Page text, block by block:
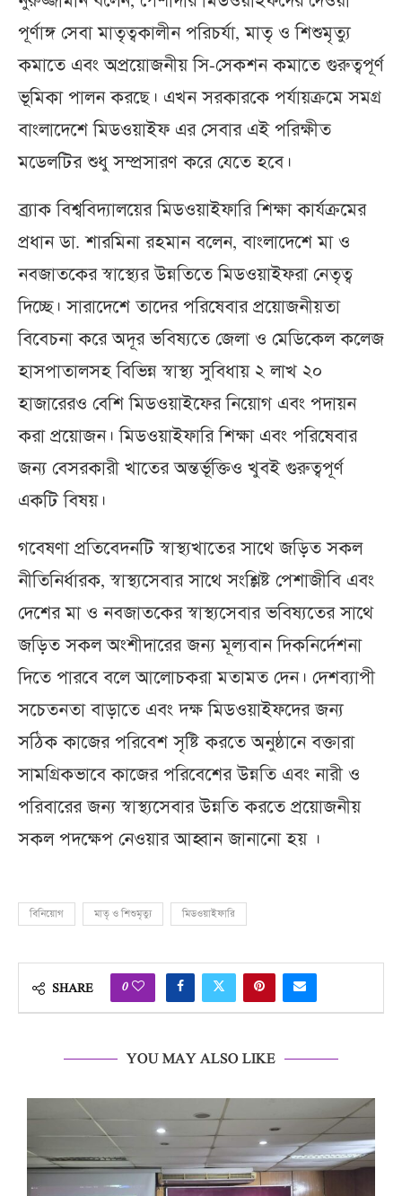
পূর্ণাঙ্গ সেবা মাতৃত্বকালীন পরিচর্যা, মাতৃ ও শিশুমৃত্যু
কমাতে এবং অপ্রয়োজনীয় সি-সেকশন কমাতে গুরুত্বপূর্ণ
ভূমিকা পালন করছে। এখন সরকারকে পর্যায়ক্রমে সমগ্র
বাংলাদেশে মিডওয়াইফ এর সেবার এই পরিক্ষীত
মডেলটির শুধু সম্প্রসারণ করে যেতে হবে।
ব্র্যাক বিশ্ববিদ্যালয়ের মিডওয়াইফারি শিক্ষা কার্যক্রমের
প্রধান ডা. শারমিনা রহমান বলেন, বাংলাদেশে মা ও
নবজাতকের স্বাস্থ্যের উন্নতিতে মিডওয়াইফরা নেতৃত্ব
দিচ্ছে। সারাদেশে তাদের পরিষেবার প্রয়োজনীয়তা
বিবেচনা করে অদূর ভবিষ্যতে জেলা ও মেডিকেল কলেজ
হাসপাতালসহ বিভিন্ন স্বাস্থ্য সুবিধায় ২ লাখ ২০
হাজারেরও বেশি মিডওয়াইফের নিয়োগ এবং পদায়ন
করা প্রয়োজন। মিডওয়াইফারি শিক্ষা এবং পরিষেবার
জন্য বেসরকারী খাতের অন্তর্ভূক্তিও খুবই গুরুত্বপূর্ণ
একটি বিষয়।
গবেষণা প্রতিবেদনটি স্বাস্থ্যখাতের সাথে জড়িত সকল
নীতিনির্ধারক, স্বাস্থ্যসেবার সাথে সংশ্লিষ্ট পেশাজীবি এবং
দেশের মা ও নবজাতকের স্বাস্থ্যসেবার ভবিষ্যতের সাথে
জড়িত সকল অংশীদারের জন্য মূল্যবান দিকনির্দেশনা
দিতে পারবে বলে আলোচকরা মতামত দেন। দেশব্যাপী
সচেতনতা বাড়াতে এবং দক্ষ মিডওয়াইফদের জন্য
সঠিক কাজের পরিবেশ সৃষ্টি করতে অনুষ্ঠানে বক্তারা
সামগ্রিকভাবে কাজের পরিবেশের উন্নতি এবং নারী ও
পরিবারের জন্য স্বাস্থ্যসেবার উন্নতি করতে প্রয়োজনীয়
সকল পদক্ষেপ নেওয়ার আহ্বান জানানো হয় ।
বিনিয়োগ মাতৃ ও শিশুমৃত্যু মিডওয়াইফারি
SHARE 0
YOU MAY ALSO LIKE